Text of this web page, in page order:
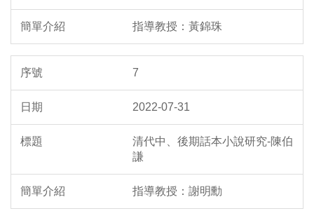
指導教授：黃錦珠
7
2022-07-31
清代中、後期話本小說研究-陳伯
謙
指導教授：謝明勳